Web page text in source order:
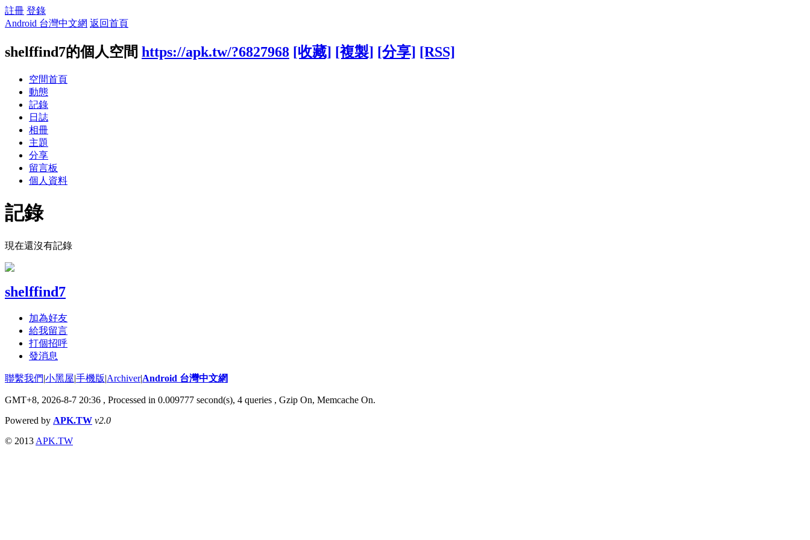
註冊 登錄
Android 台灣中文網 返回首頁
shelffind7的個人空間 https://apk.tw/?6827968 [收藏] [複製] [分享] [RSS]
空間首頁
動態
記錄
日誌
相冊
主題
分享
留言板
個人資料
記錄
現在還沒有記錄
shelffind7
加為好友
給我留言
打個招呼
發消息
聯繫我們|小黑屋|手機版|Archiver|Android 台灣中文網
GMT+8, 2026-8-7 20:36 , Processed in 0.009777 second(s), 4 queries , Gzip On, Memcache On.
Powered by APK.TW v2.0
© 2013 APK.TW